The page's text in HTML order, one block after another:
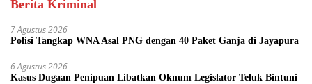
Berita Kriminal
7 Agustus 2026
Polisi Tangkap WNA Asal PNG dengan 40 Paket Ganja di Jayapura
6 Agustus 2026
Kasus Dugaan Penipuan Libatkan Oknum Legislator Teluk Bintuni